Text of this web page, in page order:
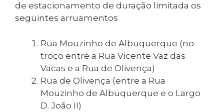
de estacionamento de duração limitada os
seguintes arruamentos
Rua Mouzinho de Albuquerque (no
troço entre a Rua Vicente Vaz das
Vacas e a Rua de Olivença)
Rua de Olivença (entre a Rua
Mouzinho de Albuquerque e o Largo
D. João II)